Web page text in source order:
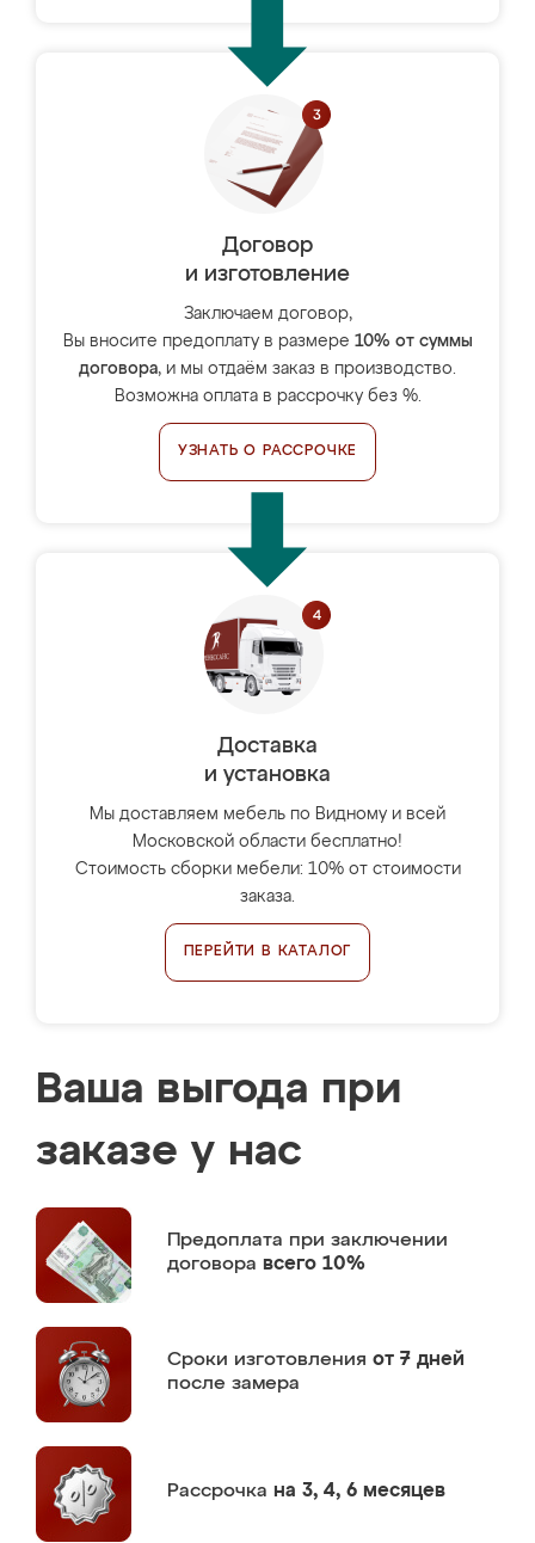
Договор
и изготовление
Заключаем договор,
Вы вносите предоплату в размере 10% от суммы
договора, и мы отдаём заказ в производство.
Возможна оплата в рассрочку без %.
УЗНАТЬ О РАССРОЧКЕ
Доставка
и установка
Мы доставляем мебель по Видному и всей
Московской области бесплатно!
Стоимость сборки мебели: 10% от стоимости
заказа.
ПЕРЕЙТИ В КАТАЛОГ
Ваша выгода при
заказе у нас
Предоплата при заключении
договора всего 10%
Сроки изготовления от 7 дней
после замера
Рассрочка на 3, 4, 6 месяцев